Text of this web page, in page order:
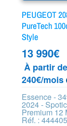
PEUGEOT
PureTech
Style
13 990€
À partir de
240€/mois
Essence -
2024 -
Premium 12
Réf. :